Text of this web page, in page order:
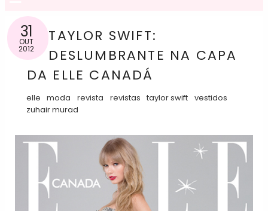
31
OUT
2012
TAYLOR SWIFT:
DESLUMBRANTE NA CAPA
DA ELLE CANADÁ
elle moda revista revistas taylor swift vestidos
zuhair murad